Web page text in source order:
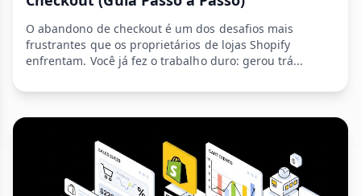
O abandono de checkout é um dos desafios mais
frustrantes que os proprietários de lojas Shopify
enfrentam. Você já fez o trabalho duro: gerou trá...